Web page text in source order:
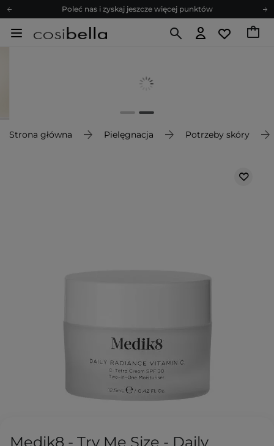
Poleć nas i zyskaj jeszcze więcej punktów
Zapisz się na newsletter pełen porad
Poleć nas i zyskaj jeszcze więcej punktów
Strona główna Pielęgnacja Potrzeby skóry
Medik8 - Try Me Size - Daily